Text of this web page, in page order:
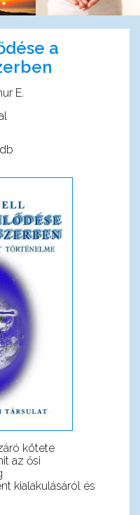
a
E.
kötete
az ősi
kialakulásáról és